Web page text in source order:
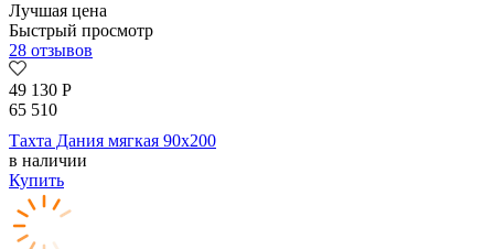
Лучшая цена
Быстрый просмотр
28 отзывов
49 130 Р
65 510
Тахта Дания мягкая 90х200
в наличии
Купить